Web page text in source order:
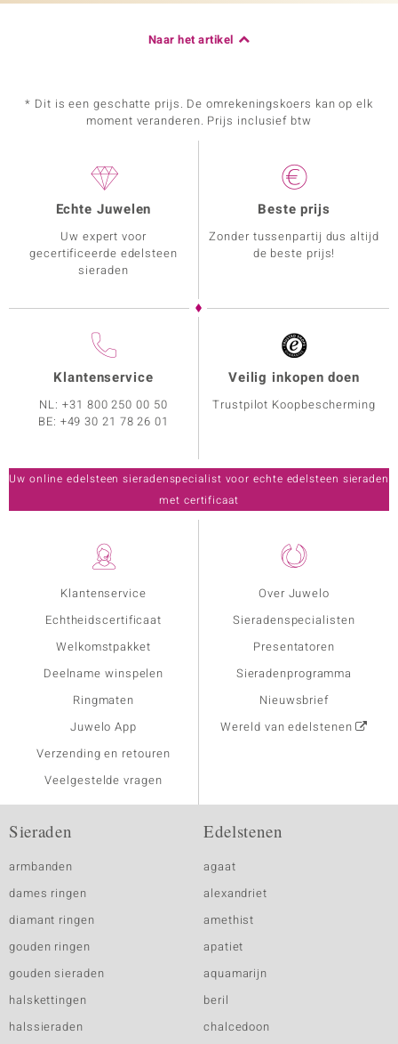
Naar het artikel
* Dit is een geschatte prijs. De omrekeningskoers kan op elk
moment veranderen. Prijs inclusief btw
Klantenservice
Echtheidscertificaat
Welkomstpakket
Deelname winspelen
Ringmaten
Juwelo App
Verzending en retouren
Veelgestelde vragen
Over Juwelo
Sieradenspecialisten
Presentatoren
Sieradenprogramma
Nieuwsbrief
Wereld van edelstenen
Echte Juwelen
Uw expert voor
gecertificeerde edelsteen
sieraden
Beste prijs
Zonder tussenpartij dus altijd
de beste prijs!
Klantenservice
NL:+31 800 250 00 50
BE: +49 30 21 78 26 01
Veilig inkopen doen
Trustpilot Koopbescherming
Uw online edelsteen sieradenspecialist voor echte edelsteen sieraden
met certificaat
Sieraden
armbanden
dames ringen
diamant ringen
gouden ringen
gouden sieraden
halskettingen
halssieraden
Edelstenen
agaat
alexandriet
amethist
apatiet
aquamarijn
beril
chalcedoon